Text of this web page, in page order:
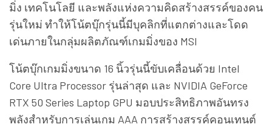
มิ่ง เทคโนโลยี และพลังแห่งความคิดสร้างสรรค์ของคน
รุ่นใหม่ ทำให้โน้ตบุ๊กรุ่นนี้มีบุคลิกที่แตกต่างและโดด
เด่นภายในกลุ่มผลิตภัณฑ์เกมมิ่งของ MSI
โน้ตบุ๊กเกมมิ่งขนาด 16 นิ้วรุ่นนี้ขับเคลื่อนด้วย Intel
Core Ultra Processor รุ่นล่าสุด และ NVIDIA GeForce
RTX 50 Series Laptop GPU มอบประสิทธิภาพอันทรง
พลังสำหรับการเล่นเกม AAA การสร้างสรรค์คอนเทนต์